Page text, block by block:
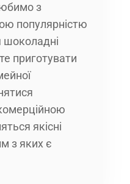
з
популярністю
шоколадні
приготувати
якісні
з яких є